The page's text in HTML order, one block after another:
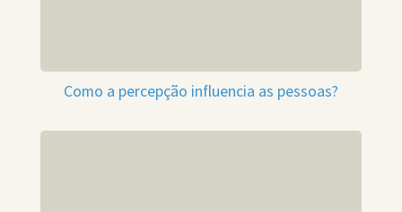
Como a percepção influencia as pessoas?